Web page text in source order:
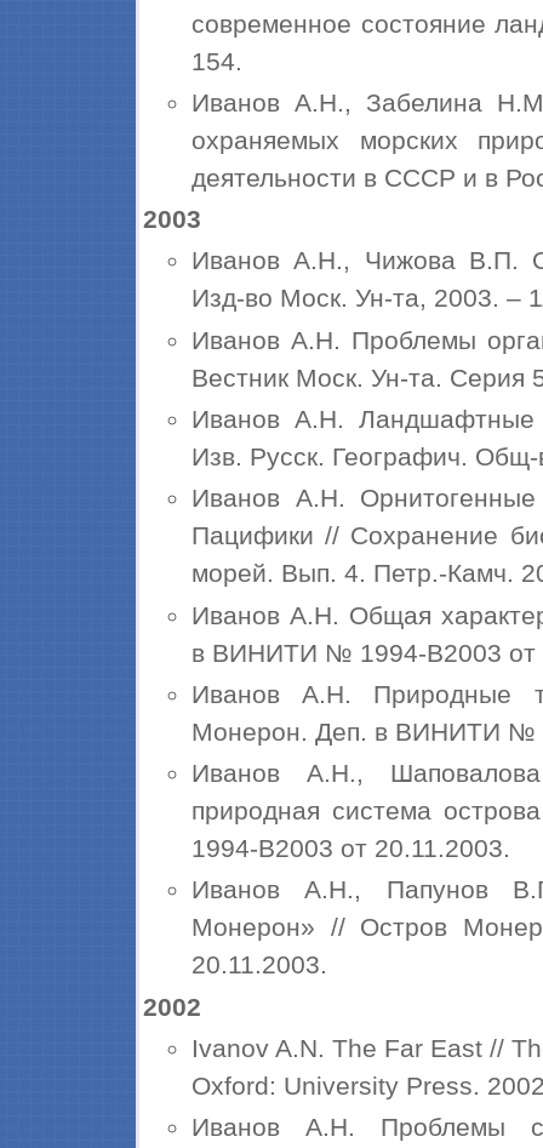
современное состояние
154.
Иванов А.Н., Забелина
охраняемых морских
деятельности в СССР и в
2003
Иванов А.Н., Чижова В.П.
Изд-во Моск. Ун-та, 2003. –
Иванов А.Н. Проблемы
Вестник Моск. Ун-та.
Иванов А.Н. Ландшафтные
Изв. Русск. Географич.
Иванов А.Н.
Пацифики // Сохранение
морей. Вып. 4. Петр.-Камч.
Иванов А.Н. Общая
в ВИНИТИ № 1994-В2003 от
Иванов А.Н. Природные
Монерон. Деп. в ВИНИТИ №
Иванов А.Н., Шаповалова
природная система
1994-В2003 от 20.11.2003.
Иванов А.Н., Папунов
Монерон» // Остров
20.11.2003.
2002
Ivanov A.N. The Far East //
Oxford: University Press.
Иванов А.Н. Проблемы